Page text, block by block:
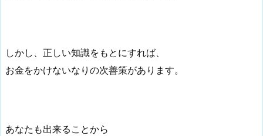
しかし、正しい知識をもとにすれば、
お金をかけないなりの次善策があります。
あなたも出来ることから